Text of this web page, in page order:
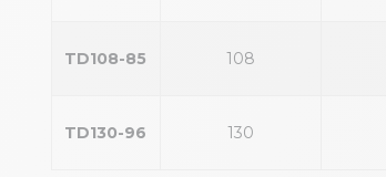
TD108-85 108
TD130-96 130